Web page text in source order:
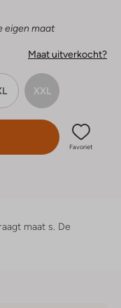
eigen maat
Maat uitverkocht?
XXL
Favoriet
maat s. De